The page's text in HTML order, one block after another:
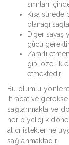
sınırları
Kısa
olanağı
Diğer savaş
gücü
Zararlı
gibi
etmektedir.
Bu olumlu
ihracat ve
sağlanmakta ve
her biyolojik
alıcı isteklerine
sağlanmaktadır.